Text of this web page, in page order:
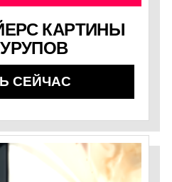
КАРТИНЫ
СЕЙЧАС